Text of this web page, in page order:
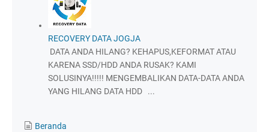
RECOVERY DATA JOGJA
DATA ANDA HILANG? KEHAPUS,KEFORMAT ATAU
KARENA SSD/HDD ANDA RUSAK? KAMI
SOLUSINYA!!!!! MENGEMBALIKAN DATA-DATA ANDA
YANG HILANG DATA HDD ...
Beranda